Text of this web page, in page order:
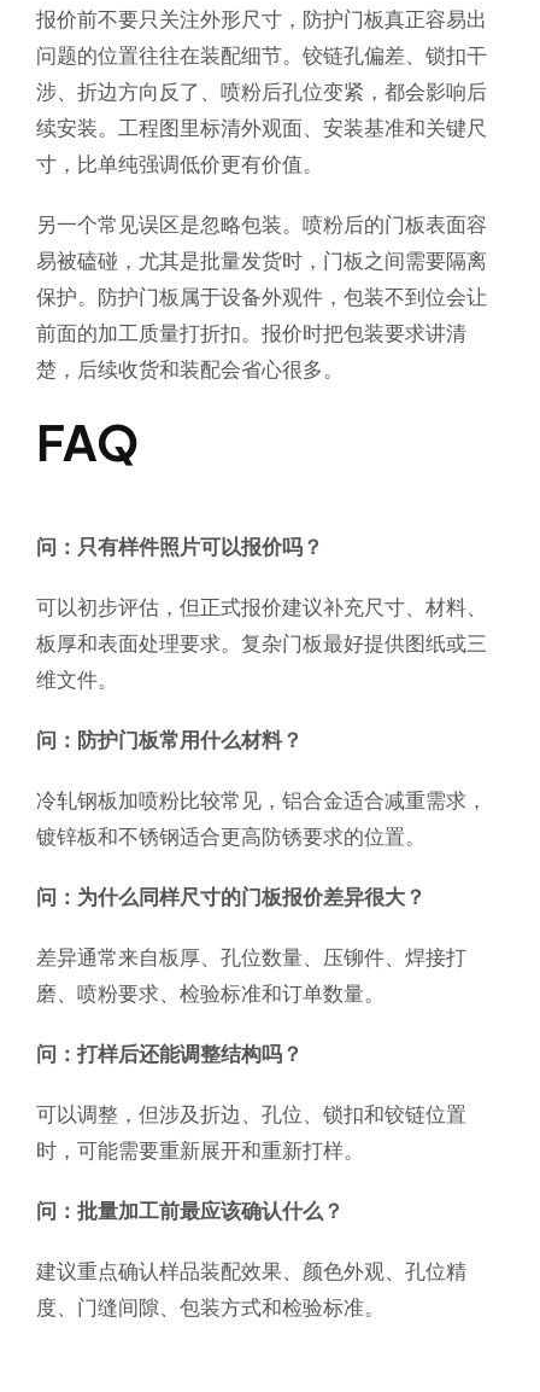
报价前不要只关注外形尺寸，防护门板真正容易出
问题的位置往往在装配细节。铰链孔偏差、锁扣干
涉、折边方向反了、喷粉后孔位变紧，都会影响后
续安装。工程图里标清外观面、安装基准和关键尺
寸，比单纯强调低价更有价值。
另一个常见误区是忽略包装。喷粉后的门板表面容
易被磕碰，尤其是批量发货时，门板之间需要隔离
保护。防护门板属于设备外观件，包装不到位会让
前面的加工质量打折扣。报价时把包装要求讲清
楚，后续收货和装配会省心很多。
FAQ
问：只有样件照片可以报价吗？
可以初步评估，但正式报价建议补充尺寸、材料、
板厚和表面处理要求。复杂门板最好提供图纸或三
维文件。
问：防护门板常用什么材料？
冷轧钢板加喷粉比较常见，铝合金适合减重需求，
镀锌板和不锈钢适合更高防锈要求的位置。
问：为什么同样尺寸的门板报价差异很大？
差异通常来自板厚、孔位数量、压铆件、焊接打
磨、喷粉要求、检验标准和订单数量。
问：打样后还能调整结构吗？
可以调整，但涉及折边、孔位、锁扣和铰链位置
时，可能需要重新展开和重新打样。
问：批量加工前最应该确认什么？
建议重点确认样品装配效果、颜色外观、孔位精
度、门缝间隙、包装方式和检验标准。